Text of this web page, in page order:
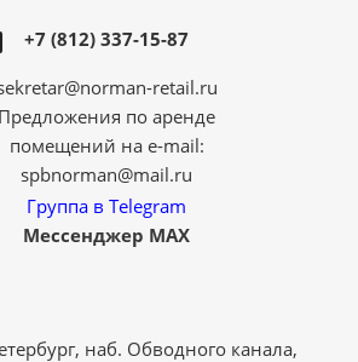
+7 (812) 337-15-87
retail.ru
Предложения по аренде
помещений на e-mail:
spbnorman@mail.ru
Группа в Telegram
Мессенджер MAX
наб. Обводного канала,